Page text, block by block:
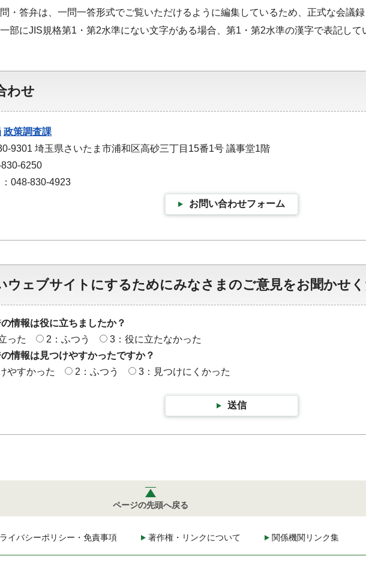
問・答弁は、一問一答形式でご覧いただけるように編集しているため、正式な会議録
部にJIS規格第1・第2水準にない文字がある場合、第1・第2水準の漢字で表記して
わせ
政策調査課
9301 埼玉県さいたま市浦和区高砂三丁目15番1号 議事堂1階
6250
048-830-4923
お問い合わせフォーム
ウェブサイトにするためにみなさまのご意見をお聞かせ
情報は役に立ちましたか？
った
2：ふつう
3：役に立たなかった
情報は見つけやすかったですか？
やすかった
2：ふつう 3：見つけにくかった
送信
ページの先頭へ戻る
イバシーポリシー・免責事項 著作権・リンクについて 関係機関リンク集